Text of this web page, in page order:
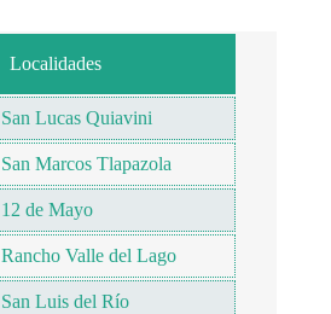
Localidades
San Lucas Quiavini
San Marcos Tlapazola
12 de Mayo
Rancho Valle del Lago
San Luis del Río